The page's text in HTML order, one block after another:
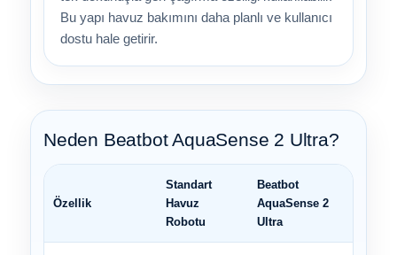
Bu yapı havuz bakımını daha planlı ve kullanıcı
dostu hale getirir.
Neden Beatbot AquaSense 2 Ultra?
Özellik
Standart
Havuz
Robotu
Beatbot
AquaSense 2
Ultra